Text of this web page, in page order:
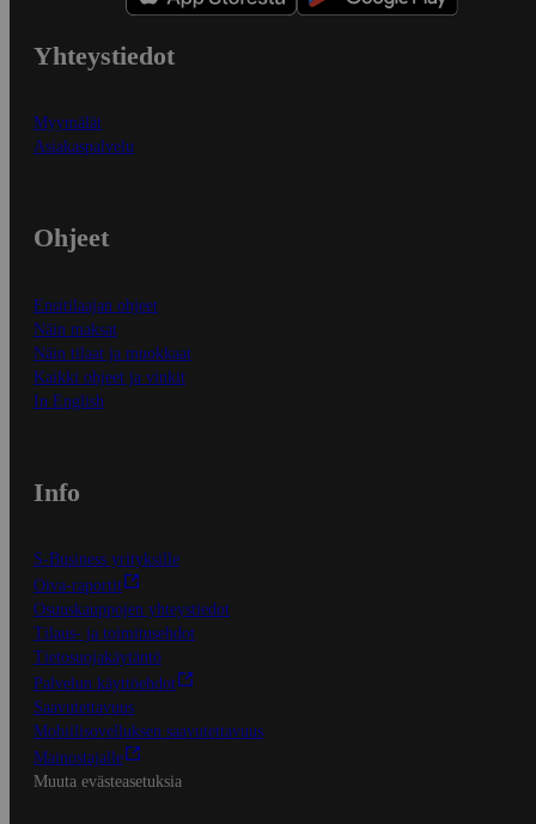
Yhteystiedot
Myymälät
Asiakaspalvelu
Ohjeet
Ensitilaajan ohjeet
Näin maksat
Näin tilaat ja muokkaat
Kaikki ohjeet ja vinkit
In English
Info
S-Business yrityksille
Oiva-raportit
Osuuskauppojen yhteystiedot
Tilaus- ja toimitusehdot
Tietosuojakäytäntö
Palvelun käyttöehdot
Saavutettavuus
Mobiilisovelluksen saavutettavuus
Mainostajalle
Muuta evästeasetuksia